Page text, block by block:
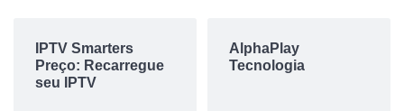
IPTV Smarters
Preço: Recarregue
seu IPTV
AlphaPlay
Tecnologia